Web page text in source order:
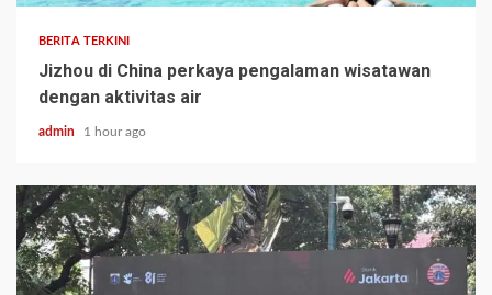
BERITA TERKINI
Jizhou di China perkaya pengalaman wisatawan
dengan aktivitas air
admin 1 hour ago